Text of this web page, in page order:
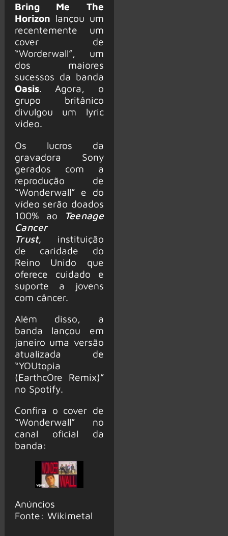
Bring Me The
Horizon lançou um
recentemente um
cover de
“Worderwall”, um
dos maiores
sucessos da banda
Oasis. Agora, o
grupo britânico
divulgou um lyric
video.
Os lucros da
gravadora Sony
gerados com a
reprodução de
“Wonderwall” e do
vídeo serão doados
100% ao
Teenage
Cancer
Trust,
instituição
de caridade do
Reino Unido que
oferece cuidado e
suporte a jovens
com câncer.
Além disso, a
banda lançou em
janeiro uma versão
atualizada de
“YOUtopia
(EarthcOre Remix)”
no Spotify.
Confira o cover de
“Wonderwall” no
canal oficial da
banda:
Anúncios
Fonte: Wikimetal